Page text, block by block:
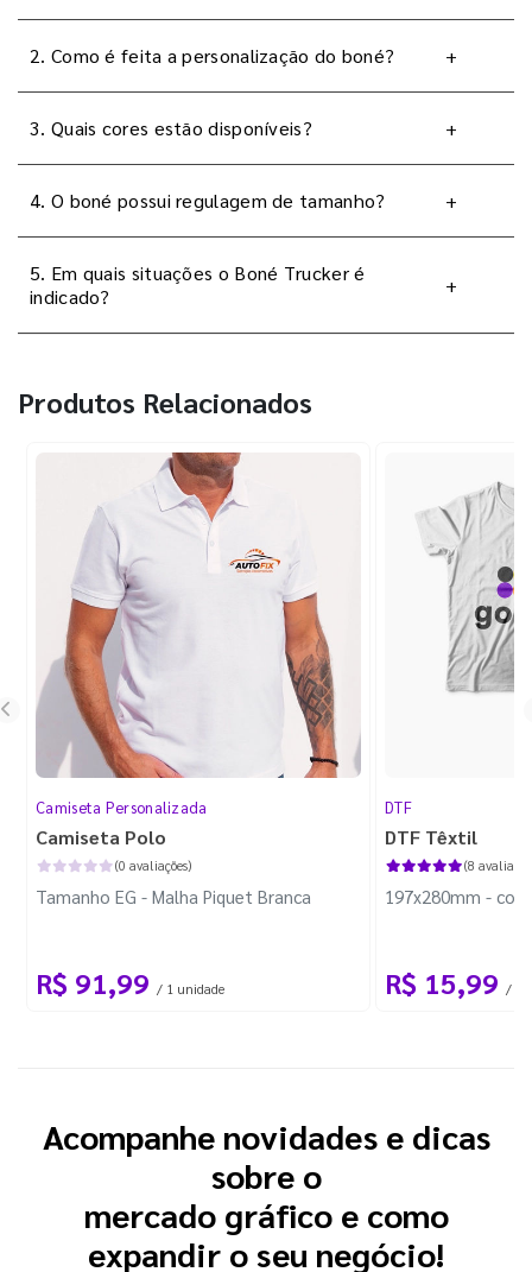
2. Como é feita a personalização do boné? +
3. Quais cores estão disponíveis? +
4. O boné possui regulagem de tamanho? +
5. Em quais situações o Boné Trucker é
indicado?
+
Produtos Relacionados
Camiseta Personalizada
Camiseta Polo
(0 avaliações)
Tamanho EG - Malha Piquet Branca
R$ 91,99 / 1 unidade
DTF
DTF Têxtil
(8
197x280mm -
R$ 15,99 / 1
Acompanhe novidades e dicas
sobre o
mercado gráfico e como
expandir o seu negócio!